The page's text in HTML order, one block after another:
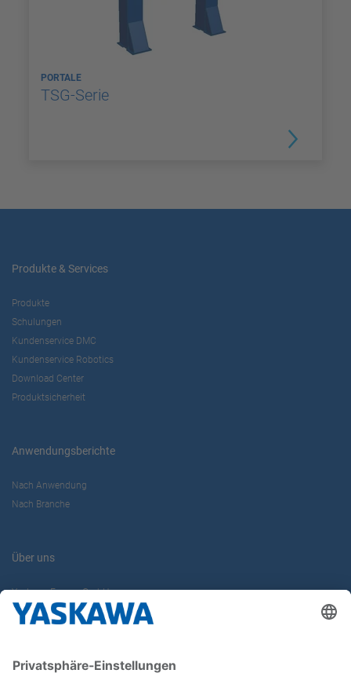
PORTALE
TSG-Serie
Produkte & Services
Produkte
Schulungen
Kundenservice DMC
Kundenservice Robotics
Download Center
Produktsicherheit
Anwendungsberichte
Nach Anwendung
Nach Branche
Über uns
Yaskawa Europe GmbH
Karriere
Newsletter